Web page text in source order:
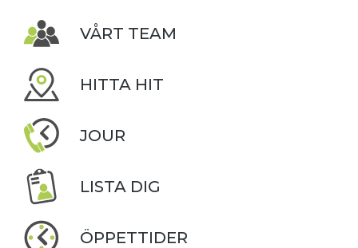
VÅRT TEAM
HITTA HIT
JOUR
LISTA DIG
ÖPPETTIDER